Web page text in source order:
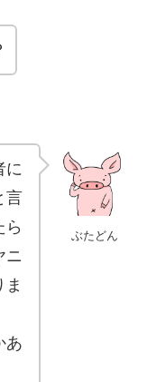
ぶたどん
に
言
ら
ニ
ま
あ